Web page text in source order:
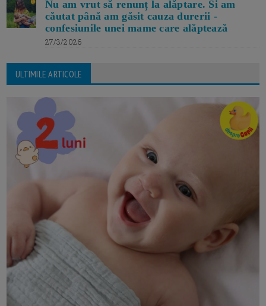
Nu am vrut să renunț la alăptare. Si am
căutat până am găsit cauza durerii -
confesiunile unei mame care alăptează
27/3/2026
ULTIMILE ARTICOLE